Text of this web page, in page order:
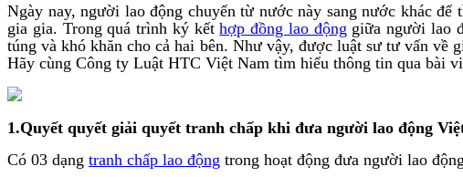
Ngày nay, người lao động chuyển từ nước này sang nước khác
gia gia. Trong quá trình ký kếthợp đồng lao động giữa người lao
túng và khó khăn cho cả hai bên. Như vậy, được luật sư tư vấn về
Hãy cùng Công ty Luật HTC Việt Nam tìm hiểu thông tin qua bài
1.Quyết quyết giải quyết tranh chấp khi đưa người lao động
Có 03 dạng tranh chấp lao động trong hoạt động đưa người lao